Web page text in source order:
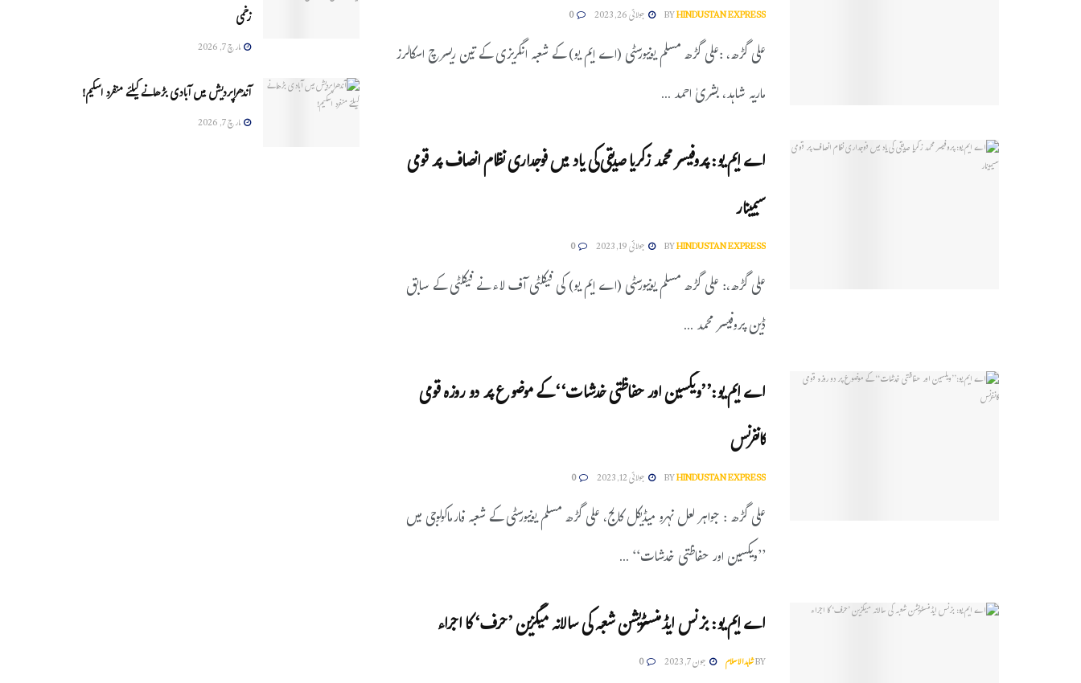
BYHINDUSTAN EXPRESS جولائی 26, 2023 0
علی گڑھ، :علی گڑھ مسلم یونیورسٹی (اے ایم یو) کے شعبہ انگریزی کے تین ریسرچ اسکالرز
ماریہ شاہد، بشریٰ احمد ...
اے ایم یو: پروفیسر محمد زکریا صدیقی کی یاد میں فوجداری نظام انصاف پر قومی
سیمینار
BYHINDUSTAN EXPRESS جولائی 19, 2023 0
علی گڑھ،: علی گڑھ مسلم یونیورسٹی (اے ایم یو) کی فیکلٹی آف لاء نے فیکلٹی کے سابق
ڈین پروفیسر محمد ...
اے ایم یو:’’ویکسین اور حفاظتی خدشات‘‘ کے موضوع پر دو روزہ قومی
کانفرنس
BYHINDUSTAN EXPRESS جولائی 12, 2023 0
علی گڑھ : جواہر لعل نہرو میڈیکل کالج، علی گڑھ مسلم یونیورسٹی کے شعبہ فارماکولوجی میں
’’ویکسین اور حفاظتی خدشات‘‘ ...
اے ایم یو: بزنس ایڈمنسٹریشن شعبہ کی سالانہ میگزین ’حرف‘ کا اجراء
BYشاہدالاسلام جون 7, 2023 0
زخمی
مارچ 7, 2026
آندھراپردیش میں آبادی بڑھانے کیلئے منفرد اسکیم!
مارچ 7, 2026